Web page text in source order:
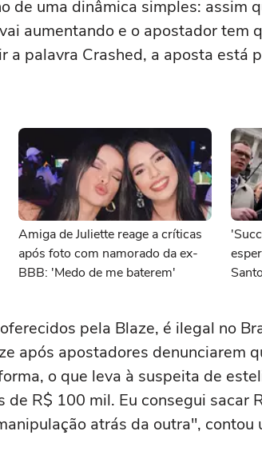
de uma dinâmica simples: assim
aumentando e o apostador tem
a palavra Crashed, a aposta está
Amiga de Juliette reage a críticas
após foto com namorado da ex-
BBB: 'Medo de me baterem'
pela Blaze, é ilegal no
após apostadores denunciarem
o que leva à suspeita de
de R$ 100 mil. Eu consegui sacar
atrás da outra", contou